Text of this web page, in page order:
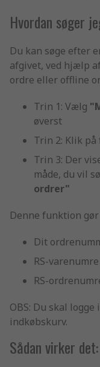
Hvordan søger
Du kan søge efter
afgivet, ved hjælp
ordre eller offline
Trin 1: Vælg
øverst
Trin 2: Klik på
Trin 3: Der
måde, du vil
ordrer"
Denne funktion
Dit
RS-varenumre
RS-
OBS: Du skal
indkøbskurv.
Sådan virker det: